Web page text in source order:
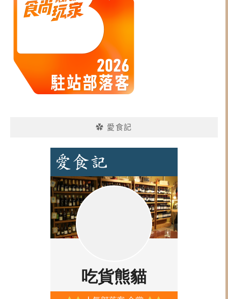
✿ 愛食記